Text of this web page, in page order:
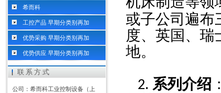
希而科
工控产品 早期分类别再加
优势采购 早期分类别再加
优势供应 早期分类别再加
联系方式
公司：希而科工业控制设备（上
或子公司遍布
度、英国、瑞
地。
2. 系列介绍